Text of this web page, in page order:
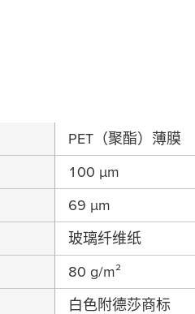
PET（聚酯）薄膜
100 µm
69 µm
玻璃纤维纸
80 g/m²
白色附德莎商标